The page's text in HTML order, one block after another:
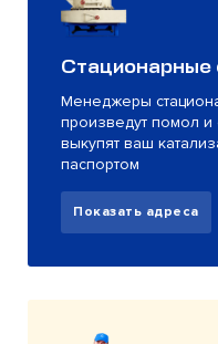
Стационарные
Менеджеры
произведут помол и
выкупят ваш
паспортом
Показать адреса